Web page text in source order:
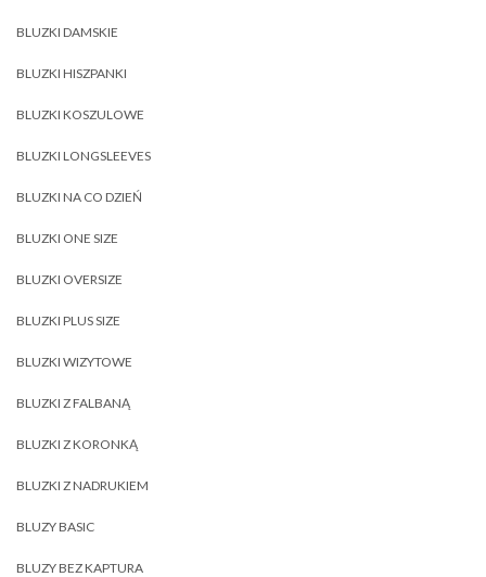
BLUZKI DAMSKIE
BLUZKI HISZPANKI
BLUZKI KOSZULOWE
BLUZKI LONGSLEEVES
BLUZKI NA CO DZIEŃ
BLUZKI ONE SIZE
BLUZKI OVERSIZE
BLUZKI PLUS SIZE
BLUZKI WIZYTOWE
BLUZKI Z FALBANĄ
BLUZKI Z KORONKĄ
BLUZKI Z NADRUKIEM
BLUZY BASIC
BLUZY BEZ KAPTURA